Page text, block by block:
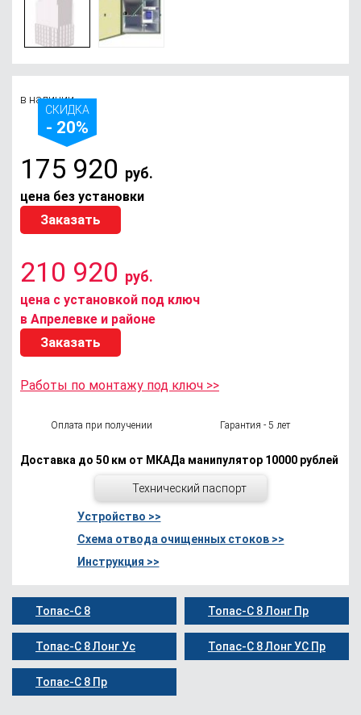
в наличии
СКИДКА
- 20%
175 920 руб.
цена без установки
Заказать
210 920 руб.
цена с установкой под ключ
в Апрелевке и районе
Заказать
Работы по монтажу под ключ >>
Оплата при получении Гарантия - 5 лет
Доставка до 50 км от МКАДа манипулятор 10000 рублей
Технический паспорт
Устройство >>
Схема отвода очищенных стоков >>
Инструкция >>
Топас-С 8 Топас-С 8 Лонг Пр
Топас-С 8 Лонг Ус Топас-С 8 Лонг УС Пр
Топас-С 8 Пр